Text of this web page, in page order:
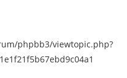
phpbb3/viewtopic.php?